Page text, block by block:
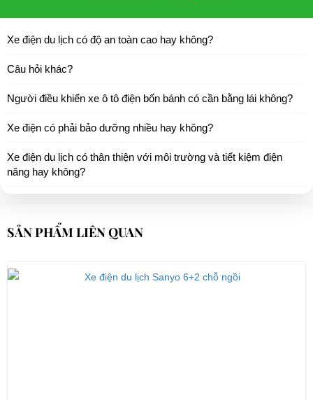
Xe điện du lịch có độ an toàn cao hay không?
Câu hỏi khác?
Người điều khiển xe ô tô điện bốn bánh có cần bằng lái không?
Xe điện có phải bảo dưỡng nhiều hay không?
Xe điện du lịch có thân thiện với môi trường và tiết kiệm điện
năng hay không?
SẢN PHẨM LIÊN QUAN